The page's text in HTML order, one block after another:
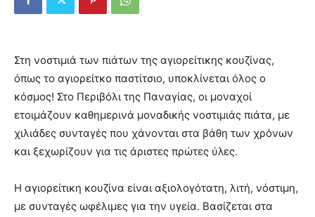
Στη νοστιμιά των πιάτων της αγιορείτικης κουζίνας,
όπως το αγιορείτκο παστίτσιο, υποκλίνεται όλος ο
κόσμος! Στο Περιβόλι της Παναγίας, οι μοναχοί
ετοιμάζουν καθημερινά μοναδικής νοστιμιάς πιάτα, με
χιλιάδες συνταγές που χάνονται στα βάθη των χρόνων
και ξεχωρίζουν για τις άριστες πρώτες ύλες.
Η αγιορείτικη κουζίνα είναι αξιολογότατη, λιτή, νόστιμη,
με συνταγές ωφέλιμες για την υγεία. Βασίζεται στα